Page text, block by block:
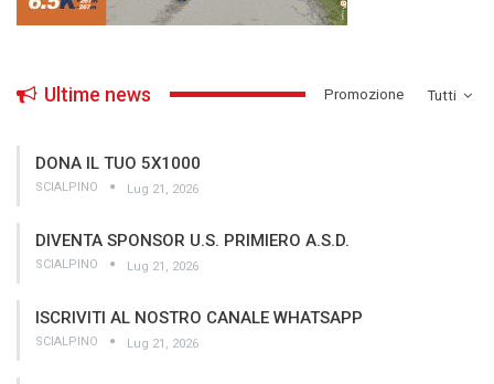
Tutti
Ultime news ­Promozione
DONA IL TUO 5X1000
SCIALPINO Lug 21, 2026
DIVENTA SPONSOR U.S. PRIMIERO A.S.D.
SCIALPINO Lug 21, 2026
ISCRIVITI AL NOSTRO CANALE WHATSAPP
SCIALPINO Lug 21, 2026